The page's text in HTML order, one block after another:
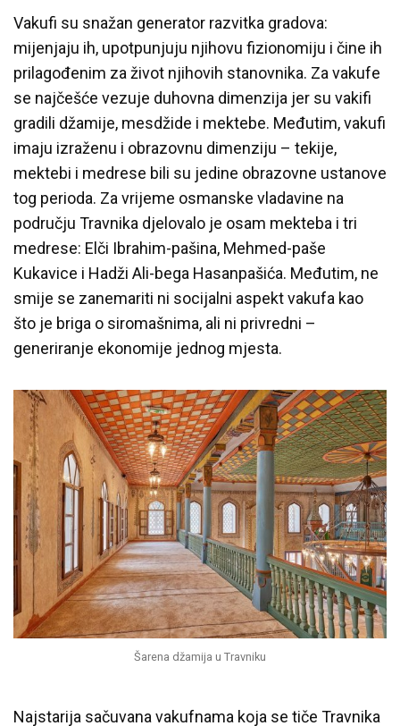
Vakufi su snažan generator razvitka gradova:
mijenjaju ih, upotpunjuju njihovu fizionomiju i čine ih
prilagođenim za život njihovih stanovnika. Za vakufe
se najčešće vezuje duhovna dimenzija jer su vakifi
gradili džamije, mesdžide i mektebe. Međutim, vakufi
imaju izraženu i obrazovnu dimenziju – tekije,
mektebi i medrese bili su jedine obrazovne ustanove
tog perioda. Za vrijeme osmanske vladavine na
području Travnika djelovalo je osam mekteba i tri
medrese: Elči Ibrahim-pašina, Mehmed-paše
Kukavice i Hadži Ali-bega Hasanpašića. Međutim, ne
smije se zanemariti ni socijalni aspekt vakufa kao
što je briga o siromašnima, ali ni privredni –
generiranje ekonomije jednog mjesta.
Šarena džamija u Travniku
Najstarija sačuvana vakufnama koja se tiče Travnika